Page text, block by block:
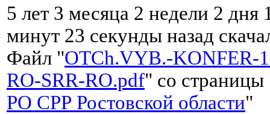
5 лет 3 месяца 2 недели 2 дня
минут 23 секунды назад
Файл "OTCh.VYB.-KONFER-
RO-SRR-RO.pdf" со страницы
РО СРР Ростовской области"